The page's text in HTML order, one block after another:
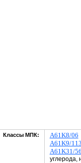
Классы МПК: A61K8/06
A61K9/113
A61K31/
углерода,